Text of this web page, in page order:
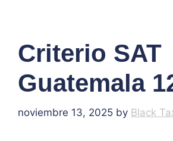
Criterio SAT
Guatemala
noviembre 13, 2025 by Black